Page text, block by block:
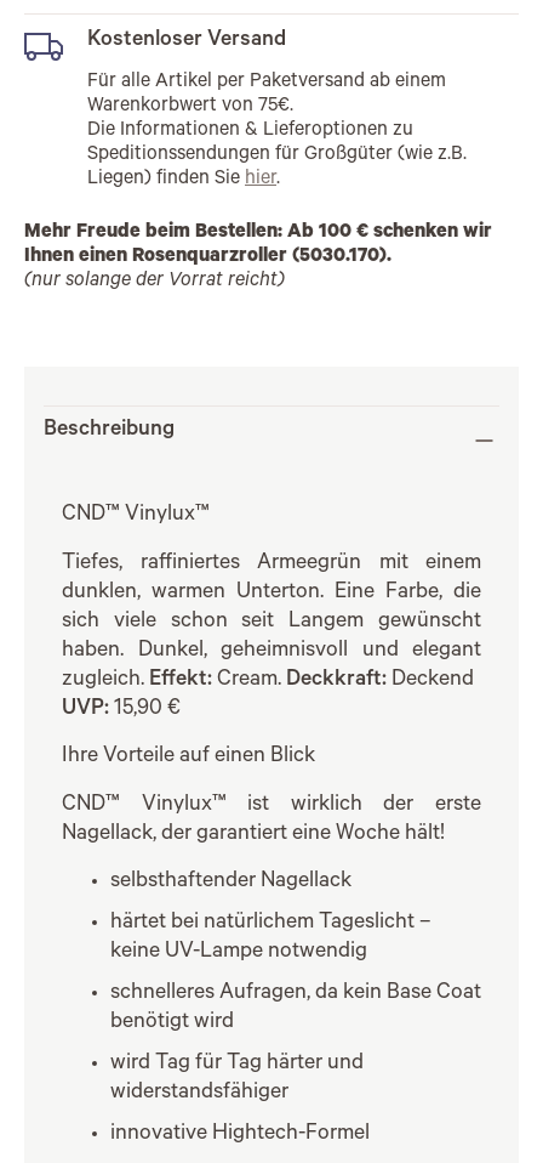
Kostenloser Versand
Für alle Artikel per Paketversand ab einem
Warenkorbwert von 75€.
Die Informationen & Lieferoptionen zu
Speditionssendungen für Großgüter (wie z.B.
Liegen) finden Sie hier.
Mehr Freude beim Bestellen: Ab 100 € schenken wir
Ihnen einen Rosenquarzroller (5030.170).
(nur solange der Vorrat reicht)
Beschreibung
CND™ Vinylux™
Tiefes, raffiniertes Armeegrün mit einem
dunklen, warmen Unterton. Eine Farbe, die
sich viele schon seit Langem gewünscht
haben. Dunkel, geheimnisvoll und elegant
zugleich. Effekt: Cream. Deckkraft: Deckend
UVP: 15,90 €
Ihre Vorteile auf einen Blick
CND™ Vinylux™ ist wirklich der erste
Nagellack, der garantiert eine Woche hält!
selbsthaftender Nagellack
härtet bei natürlichem Tageslicht –
keine UV-Lampe notwendig
schnelleres Aufragen, da kein Base Coat
benötigt wird
wird Tag für Tag härter und
widerstandsfähiger
innovative Hightech-Formel